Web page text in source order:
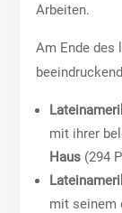
Arbeiten.
Am Ende des
mit ihrer
Haus (294
mit seinem